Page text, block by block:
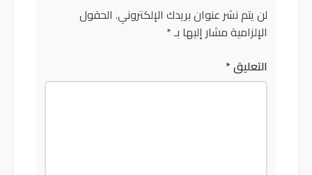
لن يتم نشر عنوان بريدك الإلكتروني. الحقول
الإلزامية مشار إليها بـ*
التعليق*